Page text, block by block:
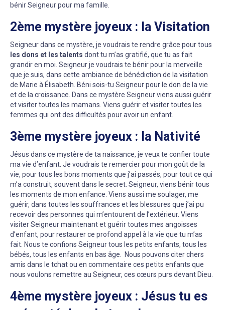
bénir Seigneur pour ma famille.
2ème mystère joyeux : la Visitation
Seigneur dans ce mystère, je voudrais te rendre grâce pour tous
les dons et les talents dont tu m’as gratifié, que tu as fait
grandir en moi. Seigneur je voudrais te bénir pour la merveille
que je suis, dans cette ambiance de bénédiction de la visitation
de Marie à Élisabeth. Béni sois-tu Seigneur pour le don de la vie
et de la croissance. Dans ce mystère Seigneur viens aussi guérir
et visiter toutes les mamans. Viens guérir et visiter toutes les
femmes qui ont des difficultés pour avoir un enfant.
3ème mystère joyeux : la Nativité
Jésus dans ce mystère de ta naissance, je veux te confier toute
ma vie d’enfant. Je voudrais te remercier pour mon goût de la
vie, pour tous les bons moments que j’ai passés, pour tout ce qui
m’a construit, souvent dans le secret. Seigneur, viens bénir tous
les moments de mon enfance. Viens aussi me soulager, me
guérir, dans toutes les souffrances et les blessures que j’ai pu
recevoir des personnes qui m’entourent de l’extérieur. Viens
visiter Seigneur maintenant et guérir toutes mes angoisses
d’enfant, pour restaurer ce profond appel à la vie que tu m’as
fait. Nous te confions Seigneur tous les petits enfants, tous les
bébés, tous les enfants en bas âge. Nous pouvons citer chers
amis dans le tchat ou en commentaire ces petits enfants que
nous voulons remettre au Seigneur, ces cœurs purs devant Dieu.
4ème mystère joyeux : Jésus tu es